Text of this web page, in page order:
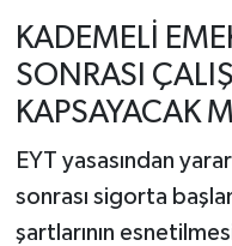
KADEMELİ
SONRASI
KAPSAYACAK
EYT yasasından
sonrası sigorta
şartlarının